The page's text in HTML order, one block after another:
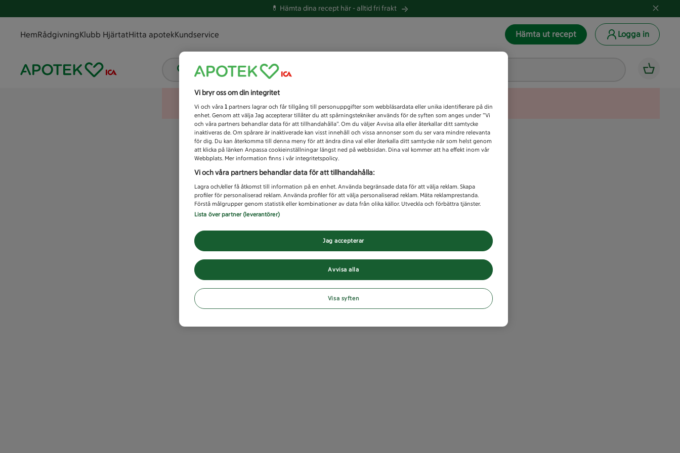
💊 Hämta dina recept här -alltid fri frakt
HemRådgivningKlubb HjärtatHitta apotekKundservice Hämta ut recept Logga in
Vad letar du efter idag?
Unknown error
Vi bryr oss om din integritet
Vi och våra 1 partners lagrar och får tillgång till personuppgifter som webbläsardata eller unika identifierare på din
enhet. Genom att välja Jag accepterar tillåter du att spårningstekniker används för de syften som anges under ”Vi
och våra partners behandlar data för att tillhandahålla”. Om du väljer Avvisa alla eller återkallar ditt samtycke
inaktiveras de. Om spårare är inaktiverade kan visst innehåll och vissa annonser som du ser vara mindre relevanta
för dig. Du kan återkomma till denna meny för att ändra dina val eller återkalla ditt samtycke när som helst genom
att klicka på länken Anpassa cookieinställningar längst ned på webbsidan. Dina val kommer att ha effekt inom vår
Webbplats. Mer information finns i vår integritetspolicy.
Vi och våra partners behandlar data för att tillhandahålla:
Lagra och/eller få åtkomst till information på en enhet. Använda begränsade data för att välja reklam. Skapa
profiler för personaliserad reklam. Använda profiler för att välja personaliserad reklam. Mäta reklamprestanda.
Förstå målgrupper genom statistik eller kombinationer av data från olika källor. Utveckla och förbättra tjänster.
Lista över partner (leverantörer)
Avvisa alla
Jag accepterar
Visa syften